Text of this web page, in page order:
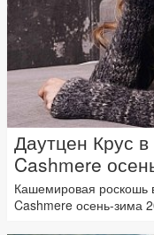
Даутцен Крус
Cashmere
Кашемировая роскошь
Cashmere осень-зима